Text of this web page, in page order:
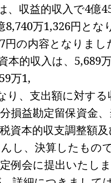
、収益的収入で4億
8,740万1,326円とな
円の内容となりまし
本的収入は、 5,689
万1,
り、支出額に対す
損益勘定留保資金
資本的収支調整額
し、決算したもの
例会に提出いたし